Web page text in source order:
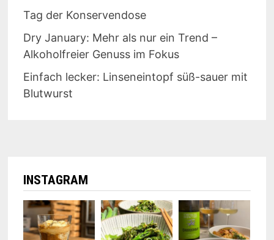
Tag der Konservendose
Dry January: Mehr als nur ein Trend –
Alkoholfreier Genuss im Fokus
Einfach lecker: Linseneintopf süß-sauer mit
Blutwurst
INSTAGRAM